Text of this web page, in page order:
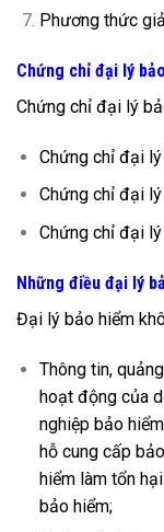
Phương thức
Chứng chỉ đại lý
Chứng chỉ đại lý
Chứng chỉ đại
Chứng chỉ đại
Chứng chỉ đại
Những điều đại lý
Đại lý bảo hiểm
Thông tin,
hoạt động của
nghiệp bảo
hỗ cung cấp
hiểm làm tổn
bảo hiểm;